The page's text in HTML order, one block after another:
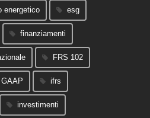
energetico esg
finanziamenti
FRS 102
GAAP ifrs
investimenti